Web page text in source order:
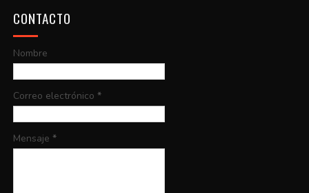
CONTACTO
Nombre
Correo electrónico *
Mensaje *